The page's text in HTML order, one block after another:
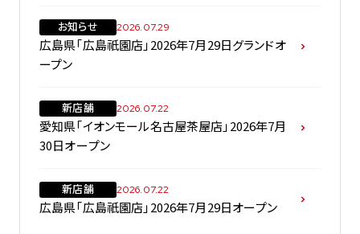
お知らせ 2026.07.29
広島県「広島祇園店」2026年7月29日グランドオ
ープン
新店舗 2026.07.22
愛知県「イオンモール名古屋茶屋店」2026年7月
30日オープン
新店舗 2026.07.22
広島県「広島祇園店」2026年7月29日オープン